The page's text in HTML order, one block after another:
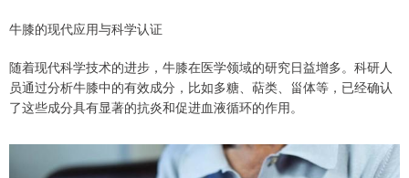
牛膝的现代应用与科学认证
随着现代科学技术的进步，牛膝在医学领域的研究日益增多。科研人
员通过分析牛膝中的有效成分，比如多糖、萜类、甾体等，已经确认
了这些成分具有显著的抗炎和促进血液循环的作用。